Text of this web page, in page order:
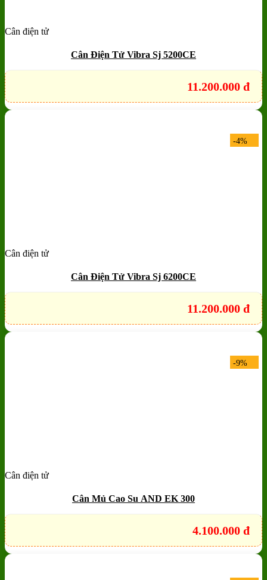
Add to wishlist
Cân điện tử
Cân Điện Tử Vibra Sj 5200CE
11.200.000 đ
-4%
Add to wishlist
Cân điện tử
Cân Điện Tử Vibra Sj 6200CE
11.200.000 đ
-9%
Add to wishlist
Cân điện tử
Cân Mủ Cao Su AND EK 300
4.100.000 đ